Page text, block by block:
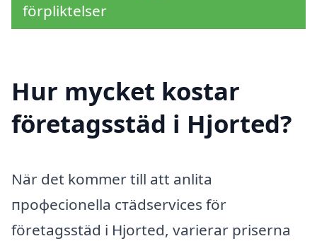
förpliktelser
Hur mycket kostar
företagsstäd i Hjorted?
När det kommer till att anlita
професionella стädservices för
företagsstäd i Hjorted, varierar priserna